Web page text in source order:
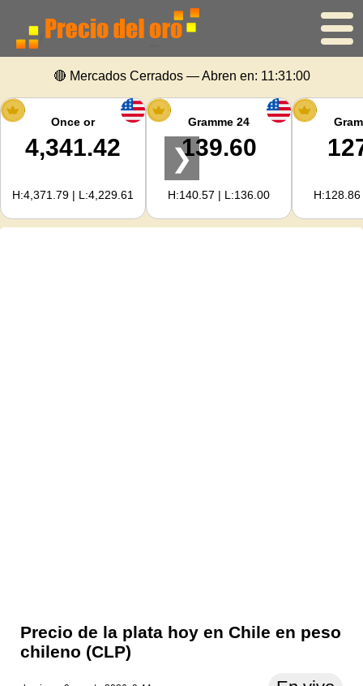
Inicio
Precio del oro
Precio de la plata
Calculadora de oro
🔴 Mercados Cerrados — Abren en: 11:31:00
Once or
4,341.42
H:4,371.79 | L:4,229.61
Gramme 24
139.60
H:140.57 | L:136.00
❯
Precio de la plata hoy en Chile en peso
chileno (CLP)